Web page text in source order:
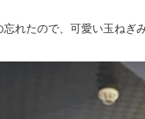
れたので、可愛い玉ねぎ